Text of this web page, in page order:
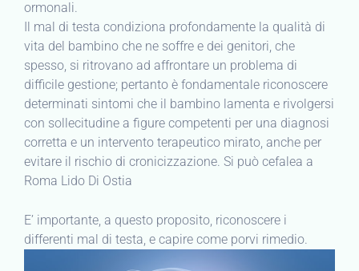
ormonali.
Il mal di testa condiziona profondamente la qualità di
vita del bambino che ne soffre e dei genitori, che
spesso, si ritrovano ad affrontare un problema di
difficile gestione; pertanto è fondamentale riconoscere
determinati sintomi che il bambino lamenta e rivolgersi
con sollecitudine a figure competenti per una diagnosi
corretta e un intervento terapeutico mirato, anche per
evitare il rischio di cronicizzazione. Si può cefalea a
Roma Lido Di Ostia
E’ importante, a questo proposito, riconoscere i
differenti mal di testa, e capire come porvi rimedio.